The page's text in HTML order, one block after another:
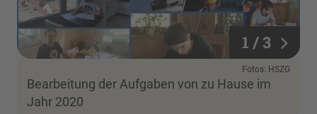
1 / 3
1 / 3
Fotos: HSZG
Bearbeitung der Aufgaben von zu Hause im
Jahr 2020